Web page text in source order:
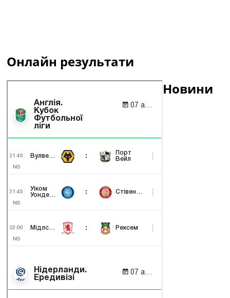
Онлайн результати
Новини